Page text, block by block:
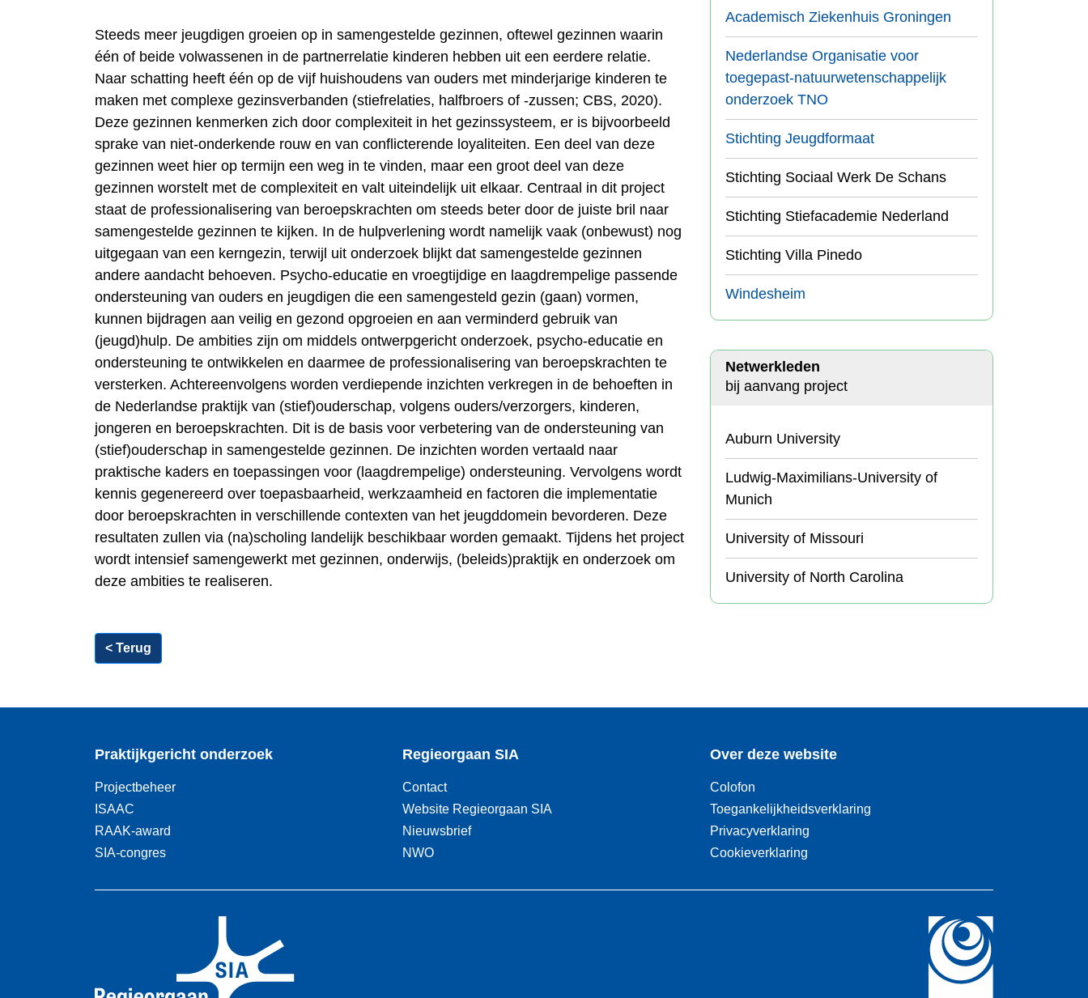
Steeds meer jeugdigen groeien op in samengestelde gezinnen, oftewel gezinnen waarin
één of beide volwassenen in de partnerrelatie kinderen hebben uit een eerdere relatie.
Naar schatting heeft één op de vijf huishoudens van ouders met minderjarige kinderen te
maken met complexe gezinsverbanden (stiefrelaties, halfbroers of -zussen; CBS, 2020).
Deze gezinnen kenmerken zich door complexiteit in het gezinssysteem, er is bijvoorbeeld
sprake van niet-onderkende rouw en van conflicterende loyaliteiten. Een deel van deze
gezinnen weet hier op termijn een weg in te vinden, maar een groot deel van deze
gezinnen worstelt met de complexiteit en valt uiteindelijk uit elkaar. Centraal in dit project
staat de professionalisering van beroepskrachten om steeds beter door de juiste bril naar
samengestelde gezinnen te kijken. In de hulpverlening wordt namelijk vaak (onbewust) nog
uitgegaan van een kerngezin, terwijl uit onderzoek blijkt dat samengestelde gezinnen
andere aandacht behoeven. Psycho-educatie en vroegtijdige en laagdrempelige passende
ondersteuning van ouders en jeugdigen die een samengesteld gezin (gaan) vormen,
kunnen bijdragen aan veilig en gezond opgroeien en aan verminderd gebruik van
(jeugd)hulp. De ambities zijn om middels ontwerpgericht onderzoek, psycho-educatie en
ondersteuning te ontwikkelen en daarmee de professionalisering van beroepskrachten te
versterken. Achtereenvolgens worden verdiepende inzichten verkregen in de behoeften in
de Nederlandse praktijk van (stief)ouderschap, volgens ouders/verzorgers, kinderen,
jongeren en beroepskrachten. Dit is de basis voor verbetering van de ondersteuning van
(stief)ouderschap in samengestelde gezinnen. De inzichten worden vertaald naar
praktische kaders en toepassingen voor (laagdrempelige) ondersteuning. Vervolgens wordt
kennis gegenereerd over toepasbaarheid, werkzaamheid en factoren die implementatie
door beroepskrachten in verschillende contexten van het jeugddomein bevorderen. Deze
resultaten zullen via (na)scholing landelijk beschikbaar worden gemaakt. Tijdens het project
wordt intensief samengewerkt met gezinnen, onderwijs, (beleids)praktijk en onderzoek om
deze ambities te realiseren.
Academisch Ziekenhuis Groningen
Nederlandse Organisatie voor
toegepast-natuurwetenschappelijk
onderzoek TNO
Stichting Jeugdformaat
Stichting Sociaal Werk De Schans
Stichting Stiefacademie Nederland
Stichting Villa Pinedo
Windesheim
Netwerkleden
bij aanvang project
Auburn University
Ludwig-Maximilians-University of
Munich
University of Missouri
University of North Carolina
< Terug
Praktijkgericht onderzoek
Projectbeheer
ISAAC
RAAK-award
SIA-congres
Regieorgaan SIA
Contact
Website Regieorgaan SIA
Nieuwsbrief
NWO
Over deze website
Colofon
Toegankelijkheidsverklaring
Privacyverklaring
Cookieverklaring